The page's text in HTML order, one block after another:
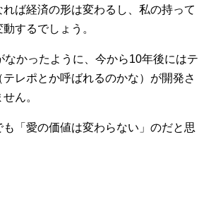
ば経済の形は変わるし、私の持って
するでしょう。
なかったように、今から10年後にはテ
レポとか呼ばれるのかな）が開発さ
ん。
「愛の価値は変わらない」のだと思